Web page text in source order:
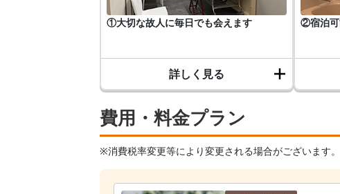
費用・料金プラン
※消費税率変更等により変更される場合がございます。
①大切な故人に毎日でも会えます
詳しく見る
②宿泊